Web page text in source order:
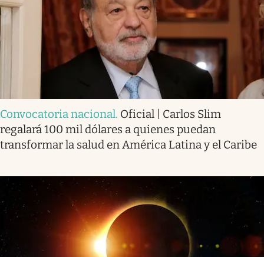
Convocatoria nacional. Oficial | Carlos Slim
regalará 100 mil dólares a quienes puedan
transformar la salud en América Latina y el Caribe